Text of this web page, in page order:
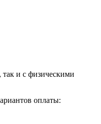
и с физическими
оплаты: